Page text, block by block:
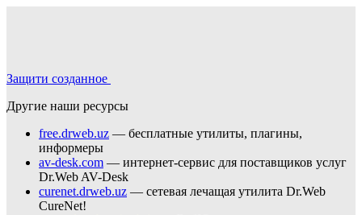
Защити созданное
Другие наши ресурсы
free.drweb.uz — бесплатные утилиты, плагины,
информеры
av-desk.com — интернет-сервис для поставщиков услуг
Dr.Web AV-Desk
curenet.drweb.uz — сетевая лечащая утилита Dr.Web
CureNet!